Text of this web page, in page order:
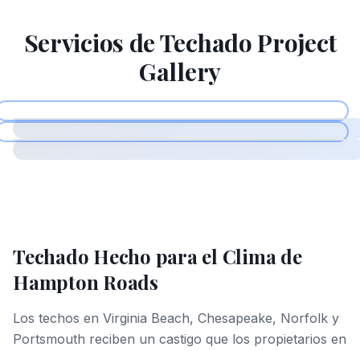
Servicios de TechadoProject
Gallery
Techado Hecho para el Clima de
Hampton Roads
Los techos en Virginia Beach, Chesapeake, Norfolk y
Portsmouth reciben un castigo que los propietarios en